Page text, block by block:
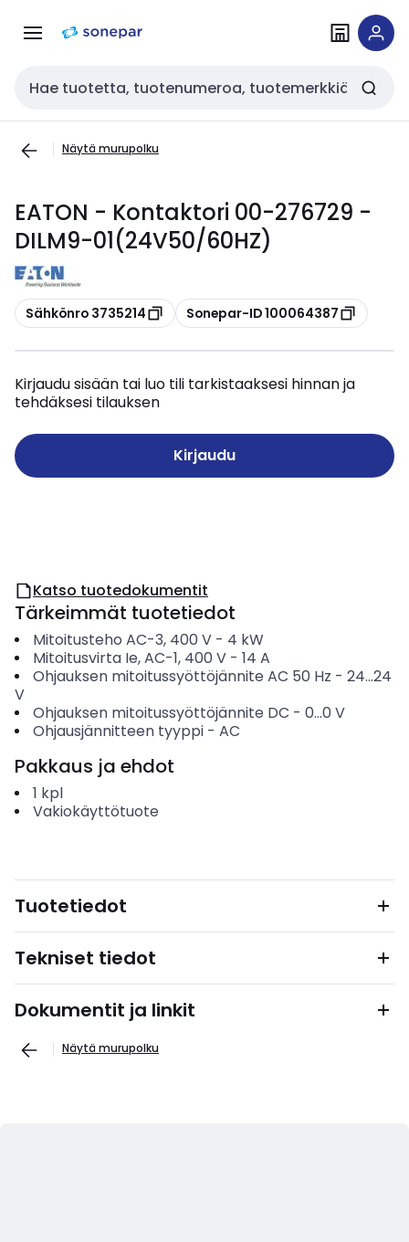
navigointiinsisältöön
Haku
Näytä murupolku
EATON - Kontaktori 00-276729 -
DILM9-01(24V50/60HZ)
Kopioi
Sähkönro 3735214 Kopioi
Sonepar-ID 100064387
Kirjaudu sisään tai luo tili tarkistaaksesi hinnan ja
tehdäksesi tilauksen
Kirjaudu
Katso tuotedokumentit
Tärkeimmät tuotetiedot
Mitoitusteho AC-3, 400 V- 4 kW
Mitoitusvirta Ie, AC-1, 400 V- 14 A
Ohjauksen mitoitussyöttöjännite AC 50 Hz - 24...24
V
Ohjauksen mitoitussyöttöjännite DC - 0...0 V
Ohjausjännitteen tyyppi- AC
Pakkaus ja ehdot
1 kpl
Vakiokäyttötuote
Tuotetiedot
Tekniset tiedot
Dokumentit ja linkit
Näytä murupolku